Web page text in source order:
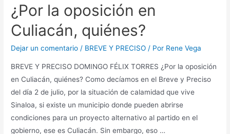
¿Por la oposición en
Culiacán, quiénes?
Dejar un comentario / BREVE Y PRECISO / Por Rene Vega
BREVE Y PRECISO DOMINGO FÉLIX TORRES ¿Por la oposición
en Culiacán, quiénes? Como decíamos en el Breve y Preciso
del día 2 de julio, por la situación de calamidad que vive
Sinaloa, si existe un municipio donde pueden abrirse
condiciones para un proyecto alternativo al partido en el
gobierno, ese es Culiacán. Sin embargo, eso …